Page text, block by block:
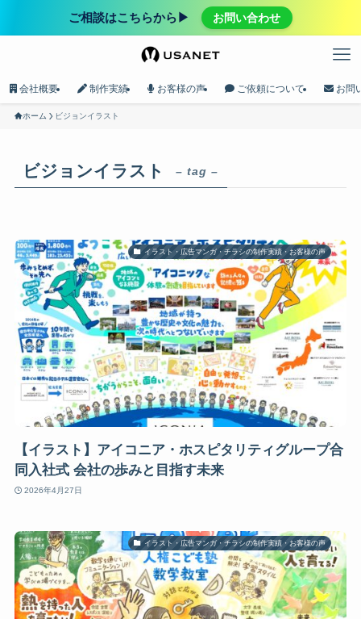
ご相談はこちらから▶︎ お問い合わせ
会社概要 制作実績 お客様の声 ご依頼について お問
ホーム ビジョンイラスト
ビジョンイラスト – tag –
イラスト・広告マンガ・チラシの制作実績・お客様の声
【イラスト】アイコニア・ホスピタリティグループ合
同入社式 会社の歩みと目指す未来
2026年4月27日
イラスト・広告マンガ・チラシの制作実績・お客様の声